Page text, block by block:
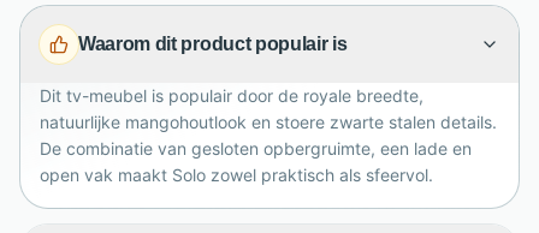
praktisch zijn voor afstandsbedieningen, kabels of
media. Het gemonteerde ontwerp voelt robuust, stoer
karakter.
Waarom dit product populair is
Dit tv-meubel is populair door de royale breedte,
natuurlijke mangohoutlook en stoere zwarte stalen details.
De combinatie van gesloten opbergruimte, een lade en
open vak maakt Solo zowel praktisch als sfeervol.